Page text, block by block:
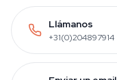
Llámanos
+31(0)204897914